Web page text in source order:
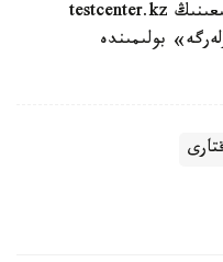
تولىق اقپارات ۇلتتىق تەستىلەۋ ورتالىعىنىڭ testcenter.kz
بولىمىندە